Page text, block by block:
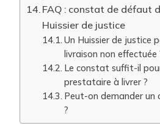
FAQ : constat de défaut
Huissier de justice
Un Huissier de justice
livraison non effectuée
Le constat suffit-il
prestataire à livrer ?
Peut-on demander un
?